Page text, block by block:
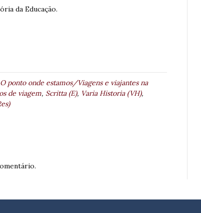
da Educação.
O ponto onde estamos/Viagens e viajantes na
de viagem, Scritta (E), Varia Historia (VH),